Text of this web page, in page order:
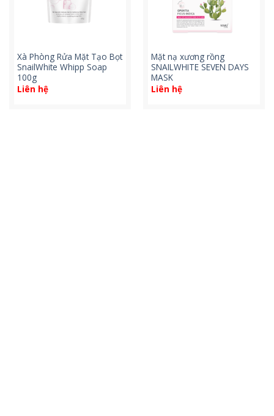
Xà Phòng Rửa Mặt Tạo Bọt
SnailWhite Whipp Soap
100g
Liên hệ
Mặt nạ xương rồng
SNAILWHITE SEVEN DAYS
MASK
Liên hệ